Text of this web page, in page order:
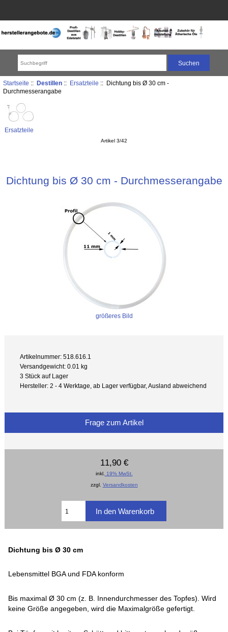
Startseite :: Destillen:: Ersatzteile :: Dichtung bis Ø 30 cm -
Durchmesserangabe
Ersatzteile
Artikel 3/42
Dichtung bis Ø 30 cm - Durchmesserangabe
größeres Bild
Artikelnummer: 518.616.1
Versandgewicht: 0.01 kg
3 Stück auf Lager
Hersteller: 2 - 4 Werktage, ab Lager verfügbar, Ausland abweichend
Frage zum Artikel
11,90 €
inkl. 19% MwSt.
zzgl. Versandkosten
Dichtung bis Ø 30 cm
Lebensmittel BGA und FDA konform
Bis maximal Ø 30 cm (z. B. Innendurchmesser des Topfes). Wird
keine Größe angegeben, wird die Maximalgröße gefertigt.